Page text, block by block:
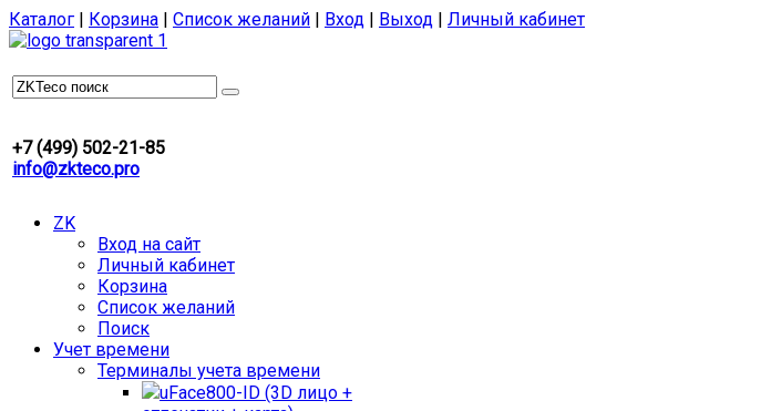
Каталог | Корзина | Список желаний | Вход | Выход | Личный кабинет
+7 (499) 502-21-85
info@zkteco.pro
ZK
Вход на сайт
Личный кабинет
Корзина
Список желаний
Поиск
Учет времени
Терминалы учета времени
uFace800-ID (3D лицо +